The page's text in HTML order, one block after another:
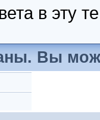
в эту
Вы